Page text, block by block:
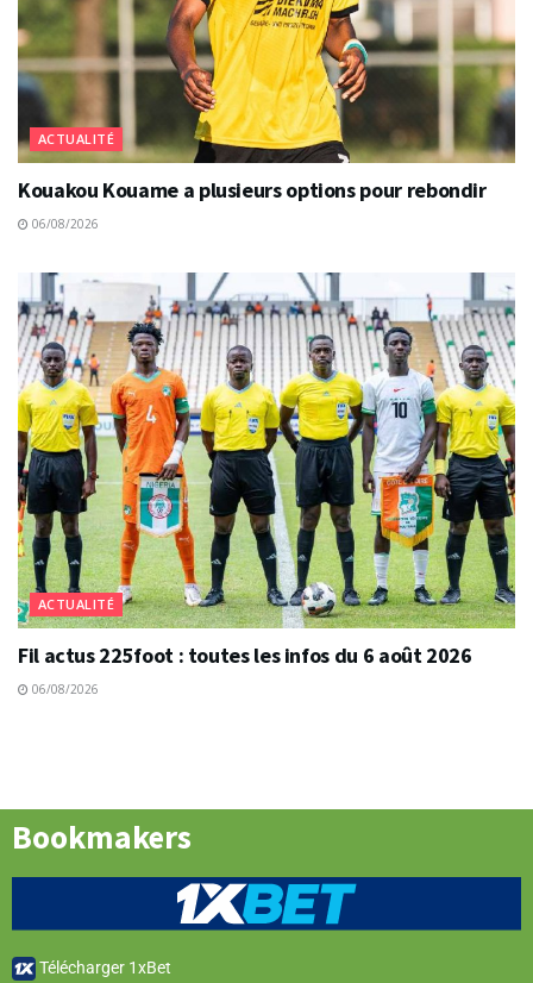
ACTUALITÉ
Kouakou Kouame a plusieurs options pour rebondir
06/08/2026
ACTUALITÉ
Fil actus 225foot : toutes les infos du 6 août 2026
06/08/2026
Bookmakers
Télécharger 1xBet